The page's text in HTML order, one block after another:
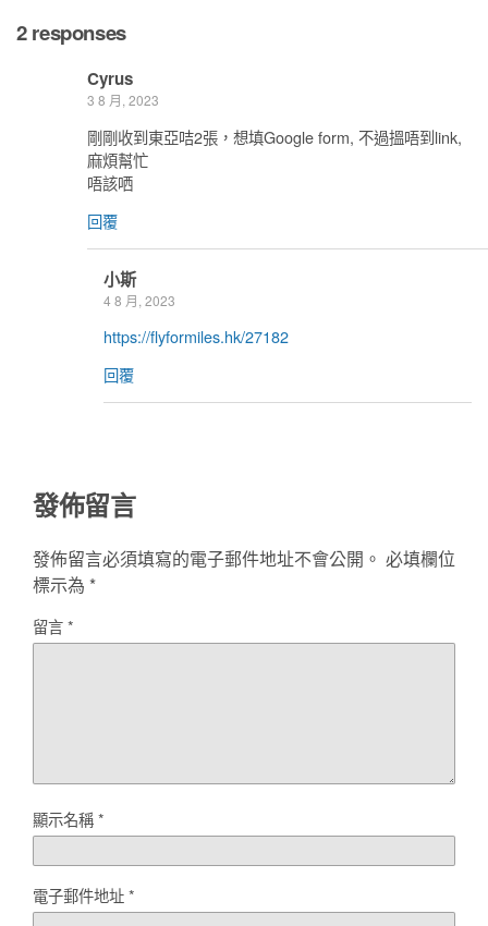
2 responses
Cyrus
3 8 月, 2023
剛剛收到東亞咭2張，想填Google form, 不過搵唔到link,
麻煩幫忙
唔該哂
回覆
小斯
4 8 月, 2023
https://flyformiles.hk/27182
回覆
發佈留言
發佈留言必須填寫的電子郵件地址不會公開。 必填欄位
標示為 *
留言*
顯示名稱*
電子郵件地址*